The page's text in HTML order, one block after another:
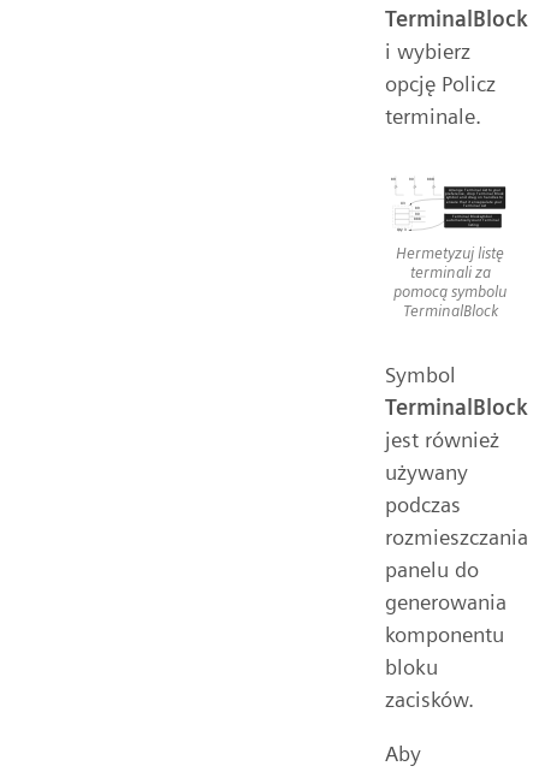
TerminalBlock
i wybierz
opcję Policz
terminale.
Hermetyzuj listę
terminali za
pomocą symbolu
TerminalBlock
Symbol
TerminalBlock
jest również
używany
podczas
rozmieszczania
panelu do
generowania
komponentu
bloku
zacisków.
Aby